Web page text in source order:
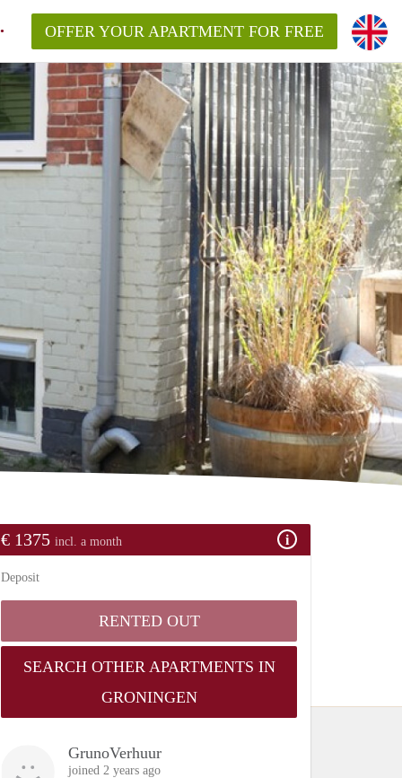
OFFER YOUR APARTMENT FOR FREE
€ 1375 incl. a month
Deposit
RENTED OUT
SEARCH OTHER APARTMENTS IN
GRONINGEN
GrunoVerhuur
joined 2 years ago